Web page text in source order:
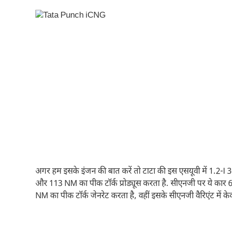
अगर हम इसके इंजन की बात करें तो टाटा की इस एसयूवी में 1.2-l
और 113 NM का पीक टॉर्क प्रोड्यूस करता है. सीएनजी पर ये
NM का पीक टॉर्क जेनरेट करता है, वहीं इसके सीएनजी वैरिएंट में